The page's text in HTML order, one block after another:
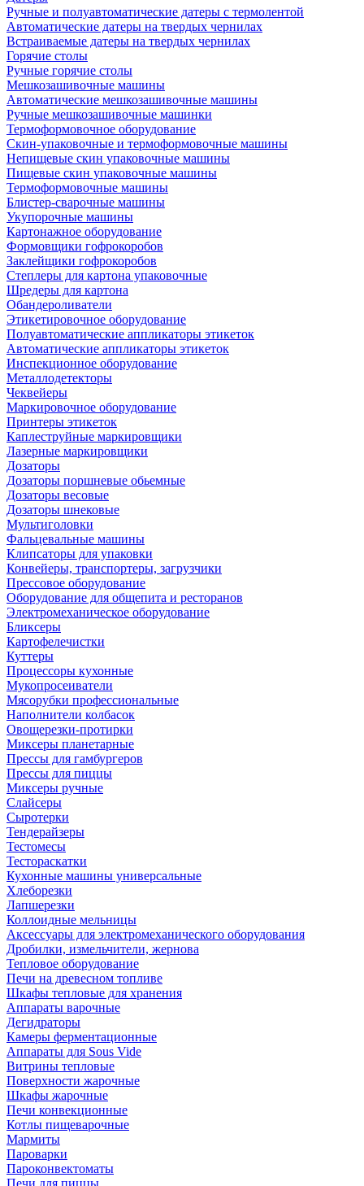
Ручные и полуавтоматические датеры с термолентой
Автоматические датеры на твердых чернилах
Встраиваемые датеры на твердых чернилах
Горячие столы
Ручные горячие столы
Мешкозашивочные машины
Автоматические мешкозашивочные машины
Ручные мешкозашивочные машинки
Термоформовочное оборудование
Скин-упаковочные и термоформовочные машины
Непищевые скин упаковочные машины
Пищевые скин упаковочные машины
Термоформовочные машины
Блистер-сварочные машины
Укупорочные машины
Картонажное оборудование
Формовщики гофрокоробов
Заклейщики гофрокоробов
Степлеры для картона упаковочные
Шредеры для картона
Обандероливатели
Этикетировочное оборудование
Полуавтоматические аппликаторы этикеток
Автоматические аппликаторы этикеток
Инспекционное оборудование
Металлодетекторы
Чеквейеры
Маркировочное оборудование
Принтеры этикеток
Каплеструйные маркировщики
Лазерные маркировщики
Дозаторы
Дозаторы поршневые обьемные
Дозаторы весовые
Дозаторы шнековые
Мультиголовки
Фальцевальные машины
Клипсаторы для упаковки
Конвейеры, транспортеры, загрузчики
Прессовое оборудование
Оборудование для общепита и ресторанов
Электромеханическое оборудование
Бликсеры
Картофелечистки
Куттеры
Процессоры кухонные
Мукопросеиватели
Мясорубки профессиональные
Наполнители колбасок
Овощерезки-протирки
Миксеры планетарные
Прессы для гамбургеров
Прессы для пиццы
Миксеры ручные
Слайсеры
Сыротерки
Тендерайзеры
Тестомесы
Тестораскатки
Кухонные машины универсальные
Хлеборезки
Лапшерезки
Коллоидные мельницы
Аксессуары для электромеханического оборудования
Дробилки, измельчители, жернова
Тепловое оборудование
Печи на древесном топливе
Шкафы тепловые для хранения
Аппараты варочные
Дегидраторы
Камеры ферментационные
Аппараты для Sous Vide
Витрины тепловые
Поверхности жарочные
Шкафы жарочные
Печи конвекционные
Котлы пищеварочные
Мармиты
Пароварки
Пароконвектоматы
Печи для пиццы